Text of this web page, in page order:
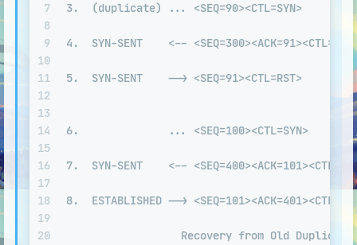
7
8
9
10
11
12
13
14
15
16
17
18
19
20
3.  (duplicate) ... <SEQ=90><CTL=SYN>
4.  SYN-SENT    <--
5.  SYN-SENT    --> <SEQ=91><CTL=RST>
6.              ... <SEQ=100><CTL=SYN>
7.  SYN-SENT    <--
8.  ESTABLISHED -->
Recovery from Old Duplicate